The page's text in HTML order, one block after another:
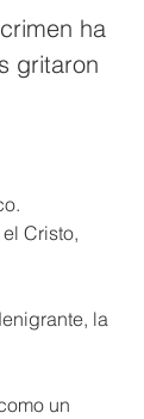
ha
gritaron
Cristo,
la
un